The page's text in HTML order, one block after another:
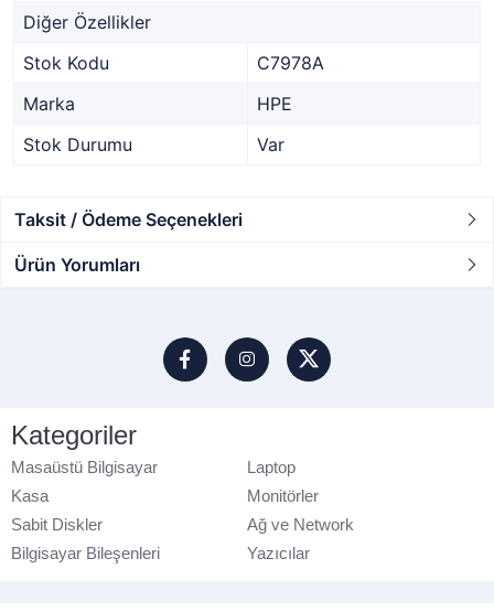
Diğer Özellikler
Stok Kodu
C7978A
Marka
HPE
Stok Durumu
Var
Taksit / Ödeme Seçenekleri
Ürün Yorumları
Kategoriler
Masaüstü Bilgisayar
Laptop
Kasa
Monitörler
Sabit Diskler
Ağ ve Network
Bilgisayar Bileşenleri
Yazıcılar